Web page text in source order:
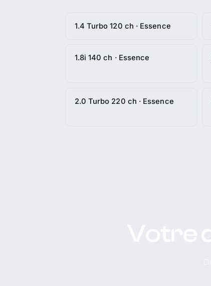
1.4 Turbo 120 ch · Essence
1.8i 140 ch · Essence
2.0 Turbo 220 ch · Essence